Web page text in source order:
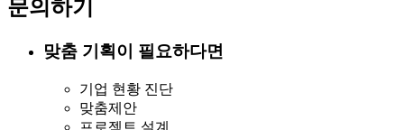
프로젝트 설계
지속가능경영 보고서 작성
프로젝트에